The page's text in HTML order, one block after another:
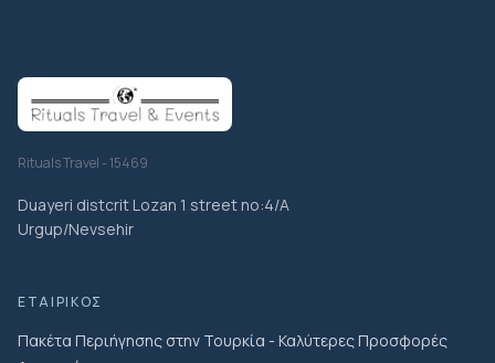
Rituals Travel - 15469
Duayeri distcrit Lozan 1 street no:4/A
Urgup/Nevsehir
ΕΤΑΙΡΙΚΌΣ
Πακέτα Περιήγησης στην Τουρκία - Καλύτερες Προσφορές